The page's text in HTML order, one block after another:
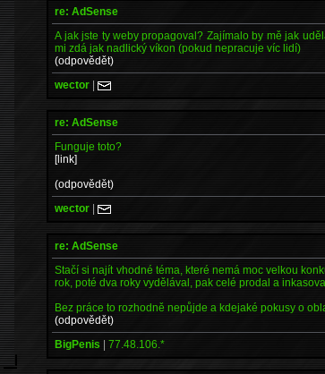
re: AdSense
A jak jste ty weby propagoval? Zajímalo by mě jak
mi zdá jak nadlický víkon (pokud nepracuje víc lidí)
(odpovědět)
wector |
re: AdSense
Funguje toto?
[link]
(odpovědět)
wector |
re: AdSense
Stačí si najít vhodné téma, které nemá moc velkou
rok, poté dva roky vydělával, pak celé prodal a
Bez práce to rozhodně nepůjde a kdejaké pokusy o
(odpovědět)
BigPenis |77.48.106.*